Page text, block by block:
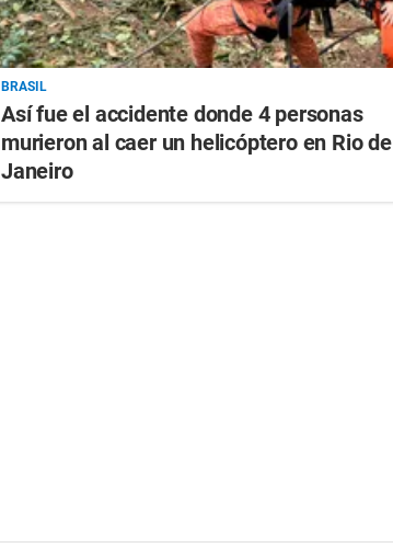
BRASIL
Así fue el accidente donde 4 personas
murieron al caer un helicóptero en Rio de
Janeiro